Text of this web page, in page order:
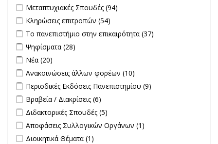
Apply Μεταπτυχιακές Σπουδές filter
Μεταπτυχιακές Σπουδές (94)
Apply Κληρώσεις επιτροπών filter
Κληρώσεις επιτροπών (54)
Apply Το πανεπιστήμιο στην επικαιρότητα filter
Το πανεπιστήμιο στην επικαιρότητα (37)
Apply Ψηφίσματα filter
Ψηφίσματα (28)
Apply Νέα filter
Νέα (20)
Apply Ανακοινώσεις άλλων φορέων filter
Ανακοινώσεις άλλων φορέων (10)
Apply Περιοδικές Εκδόσεις Πανεπιστημίου filter
Περιοδικές Εκδόσεις Πανεπιστημίου (9)
Apply Βραβεία / Διακρίσεις filter
Βραβεία / Διακρίσεις (6)
Apply Διδακτορικές Σπουδές filter
Διδακτορικές Σπουδές (5)
Apply Αποφάσεις Συλλογικών Οργάνων filter
Αποφάσεις Συλλογικών Οργάνων (1)
Apply Διοικητικά Θέματα filter
Διοικητικά Θέματα (1)